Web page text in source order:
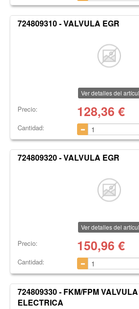
724809310 - VALVULA EGR
Ver detalles del
Precio: 128,36 €
Cantidad:
724809320 - VALVULA EGR
Ver detalles del
Precio: 150,96 €
Cantidad:
724809330 - FKM/FPM
ELECTRICA